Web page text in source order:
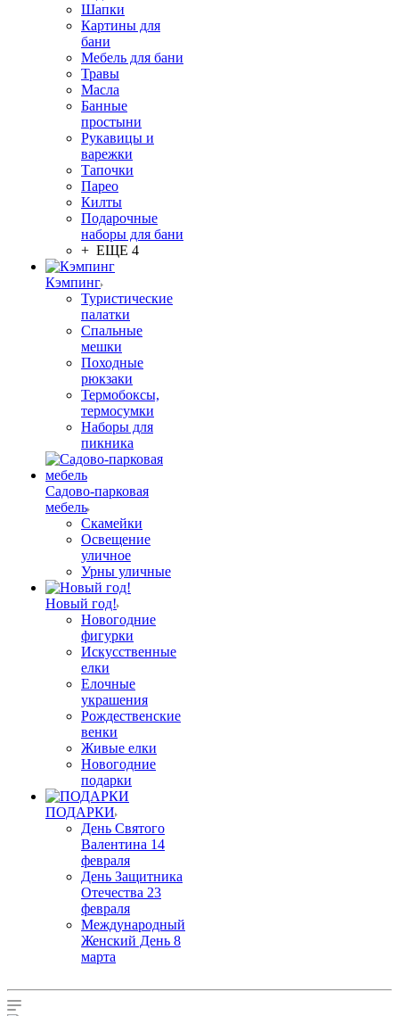
Шапки
Картины для
бани
Мебель для бани
Травы
Масла
Банные
простыни
Рукавицы и
варежки
Тапочки
Парео
Килты
Подарочные
наборы для бани
+ ЕЩЕ 4
Кэмпинг
Туристические
палатки
Спальные
мешки
Походные
рюкзаки
Термобоксы,
термосумки
Наборы для
пикника
Садово-парковая
мебель
Скамейки
Освещение
уличное
Урны уличные
Новый год!
Новогодние
фигурки
Искусственные
елки
Елочные
украшения
Рождественские
венки
Живые елки
Новогодние
подарки
ПОДАРКИ
День Святого
Валентина 14
февраля
День Защитника
Отечества 23
февраля
Международный
Женский День 8
марта